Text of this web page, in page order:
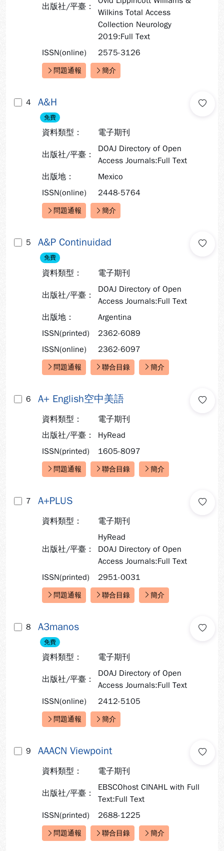
出版社/平臺：
Wilkins Total Access
Collection Neurology
2019:Full Text
ISSN(online)
2575-3126
快速連結：
問題通報 簡介
4 A&H
免費
資料類型： 電子期刊
出版社/平臺：
DOAJ Directory of Open
Access Journals:Full Text
出版地：
Mexico
ISSN(online)
2448-5764
快速連結：
問題通報 簡介
5 A&P Continuidad
免費
資料類型： 電子期刊
出版社/平臺：
DOAJ Directory of Open
Access Journals:Full Text
出版地：
Argentina
ISSN(printed)
2362-6089
ISSN(online)
2362-6097
快速連結：
問題通報 聯合目錄 簡介
6 A+ English空中美語
資料類型：
電子期刊
出版社/平臺：
HyRead
ISSN(printed)
1605-8097
快速連結：
問題通報 聯合目錄 簡介
7 A+PLUS
資料類型： 電子期刊
出版社/平臺：
HyRead
DOAJ Directory of Open
Access Journals:Full Text
ISSN(printed)
2951-0031
快速連結：
問題通報 聯合目錄 簡介
8 A3manos
免費
資料類型： 電子期刊
出版社/平臺：
DOAJ Directory of Open
Access Journals:Full Text
ISSN(online)
2412-5105
快速連結：
問題通報 簡介
9 AAACN Viewpoint
資料類型： 電子期刊
出版社/平臺：
EBSCOhost CINAHL with Full
Text:Full Text
ISSN(printed)
2688-1225
快速連結：
問題通報 聯合目錄 簡介